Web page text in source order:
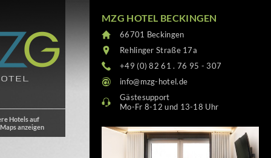
Hotels auf
anzeigen
MZG HOTEL BECKINGEN
66701 Beckingen
Rehlinger Straße 17a
+49 (0) 82 61 . 76 95 - 307
info@mzg-hotel.de
Gästesupport
Mo-Fr 8-12 und 13-18 Uhr